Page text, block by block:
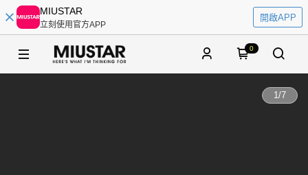
MIUSTAR
立刻使用官方APP
開啟APP
0
1/7